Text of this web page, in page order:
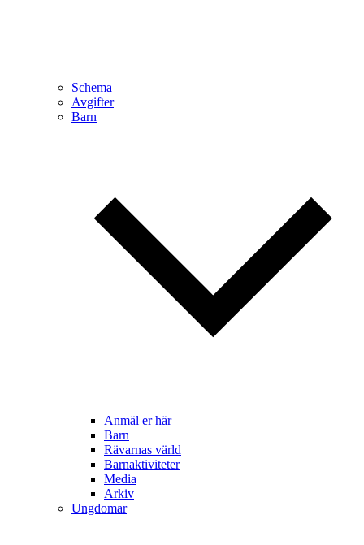
Schema
Avgifter
Barn
Anmäl er här
Barn
Rävarnas värld
Barnaktiviteter
Media
Arkiv
Ungdomar